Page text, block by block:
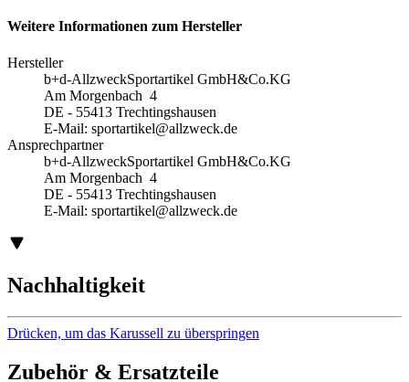
Weitere Informationen zum Hersteller
Hersteller
b+d-AllzweckSportartikel GmbH&Co.KG
Am Morgenbach 4
DE - 55413 Trechtingshausen
E-Mail: sportartikel@allzweck.de
Ansprechpartner
b+d-AllzweckSportartikel GmbH&Co.KG
Am Morgenbach 4
DE - 55413 Trechtingshausen
E-Mail: sportartikel@allzweck.de
Nachhaltigkeit
Drücken, um das Karussell zu überspringen
Zubehör & Ersatzteile